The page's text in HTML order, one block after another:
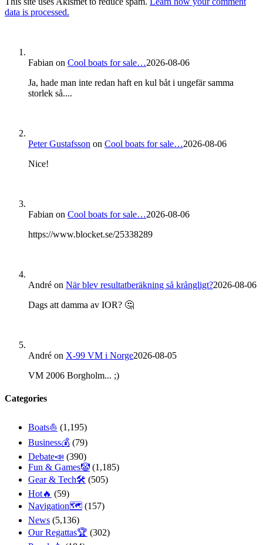
data is processed.
Fabian on Cool boats for sale…2026-08-06
Ja, hade man inte redan haft en kul båt i ungefär samma
storlek så....
Peter Gustafsson on Cool boats for sale…2026-08-06
Nice!
Fabian on Cool boats for sale…2026-08-06
https://www.blocket.se/25338289
André on När blev resultatberäkning så krångligt?2026-08-06
Dags att damma av IOR? 🤔
André on X-99 VM i Norge2026-08-05
VM 2006 Borgholm... ;)
Categories
Boats⛵️ (1,195)
Business💰 (79)
Debate📣 (390)
Fun & Games🤡 (1,185)
Gear & Tech🛠 (505)
Hot🔥 (59)
Navigation🗺 (157)
News (5,136)
Our Regattas🏆 (302)